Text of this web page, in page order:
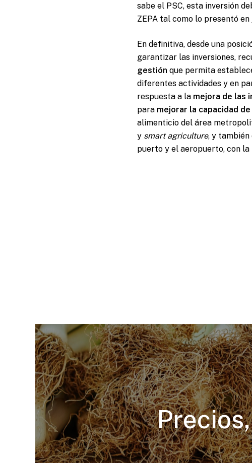
sabe el PSC, esta inversión
ZEPA tal como lo presentó en
En definitiva, desde una
garantizar las inversiones,
gestión que permita
diferentes actividades y en
respuesta a la mejora de las
para mejorar la capacidad
alimenticio del área
y smart agriculture, y
puerto y el aeropuerto, con